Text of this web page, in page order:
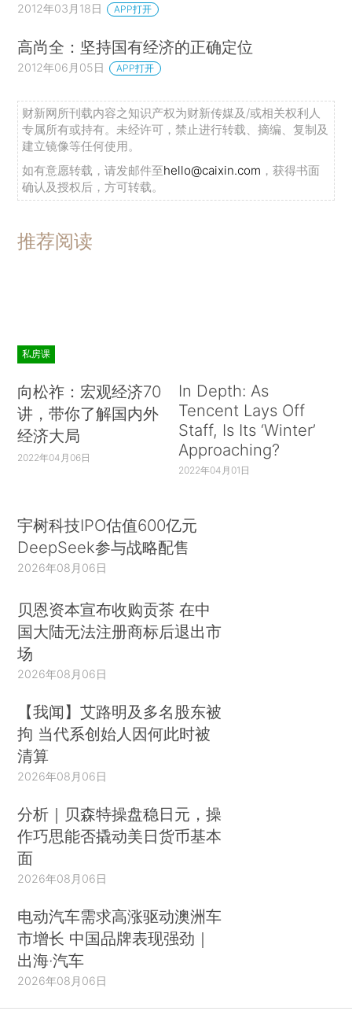
2012年03月18日 APP打开
高尚全：坚持国有经济的正确定位
2012年06月05日 APP打开
财新网所刊载内容之知识产权为财新传媒及/或相关权利人
专属所有或持有。未经许可，禁止进行转载、摘编、复制及
建立镜像等任何使用。
如有意愿转载，请发邮件至hello@caixin.com ，获得书面
确认及授权后，方可转载。
推荐阅读
私房课
向松祚：宏观经济70
讲，带你了解国内外
经济大局
2022年04月06日
In Depth: As
Tencent Lays Off
Staff, Is Its ‘Winter’
Approaching?
2022年04月01日
宇树科技IPO估值600亿元
DeepSeek参与战略配售
2026年08月06日
贝恩资本宣布收购贡茶 在中
国大陆无法注册商标后退出市
场
2026年08月06日
【我闻】艾路明及多名股东被
拘 当代系创始人因何此时被
清算
2026年08月06日
分析｜贝森特操盘稳日元，操
作巧思能否撬动美日货币基本
面
2026年08月06日
电动汽车需求高涨驱动澳洲车
市增长 中国品牌表现强劲｜
出海·汽车
2026年08月06日